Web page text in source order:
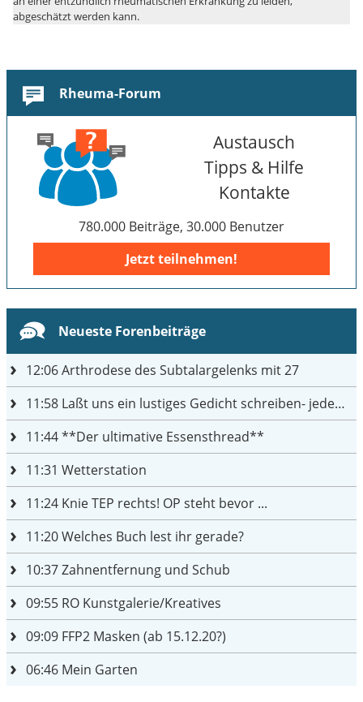
abgeschätzt werden kann.
Rheuma-Forum
Austausch
Tipps & Hilfe
Kontakte
780.000 Beiträge, 30.000 Benutzer
Jetzt teilnehmen!
Neueste Forenbeiträge
12:06Arthrodese des Subtalargelenks mit 27
11:58 Laßt uns ein lustiges Gedicht schreiben- jeder einen Satz
11:44**Der ultimative Essensthread**
11:31 Wetterstation
11:24 Knie TEP rechts! OP steht bevor ...
11:20Welches Buch lest ihr gerade?
10:37Zahnentfernung und Schub
09:55 RO Kunstgalerie/Kreatives
09:09 FFP2 Masken (ab 15.12.20?)
06:46 Mein Garten